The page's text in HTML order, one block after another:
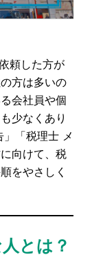
頼した方が
方は多いの
会社員や個
少なくあり
「税理士 メ
向けて、税
をやさしく
とは？